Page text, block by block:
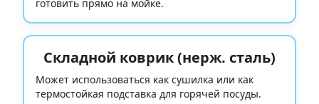
готовить прямо на мойке.
Складной коврик (нерж. сталь)
Может использоваться как сушилка или как
термостойкая подставка для горячей посуды.